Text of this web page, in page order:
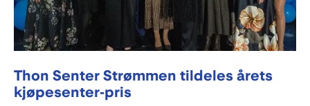
Thon Senter Strømmen tildeles årets
kjøpesenter-pris